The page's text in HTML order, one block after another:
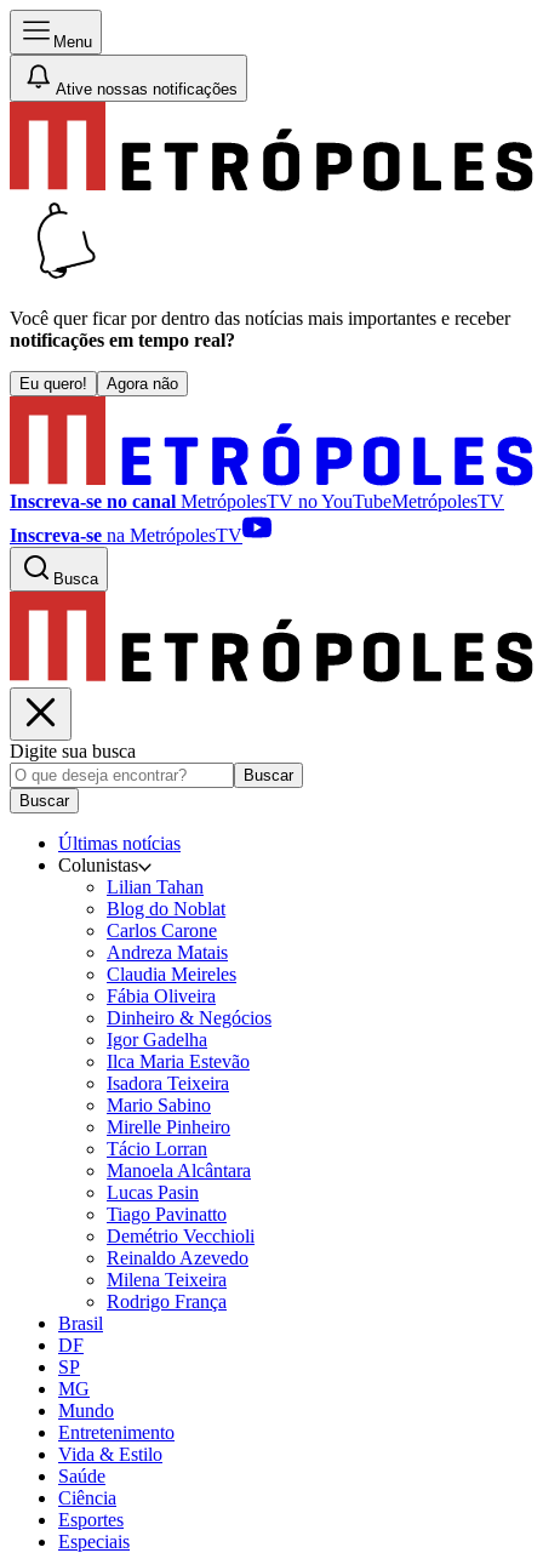
Menu
Ative nossas notificações
Você quer ficar por dentro das notícias mais importantes e receber
notificações em tempo real?
Eu quero! Agora não
Inscreva-se no canal MetrópolesTV noYouTubeMetrópolesTV
Inscreva-se na MetrópolesTV
Busca
Digite sua busca
Buscar
Buscar
Últimas notícias
Colunistas
Lilian Tahan
Blog do Noblat
Carlos Carone
Andreza Matais
Claudia Meireles
Fábia Oliveira
Dinheiro & Negócios
Igor Gadelha
Ilca Maria Estevão
Isadora Teixeira
Mario Sabino
Mirelle Pinheiro
Tácio Lorran
Manoela Alcântara
Lucas Pasin
Tiago Pavinatto
Demétrio Vecchioli
Reinaldo Azevedo
Milena Teixeira
Rodrigo França
Brasil
DF
SP
MG
Mundo
Entretenimento
Vida & Estilo
Saúde
Ciência
Esportes
Especiais